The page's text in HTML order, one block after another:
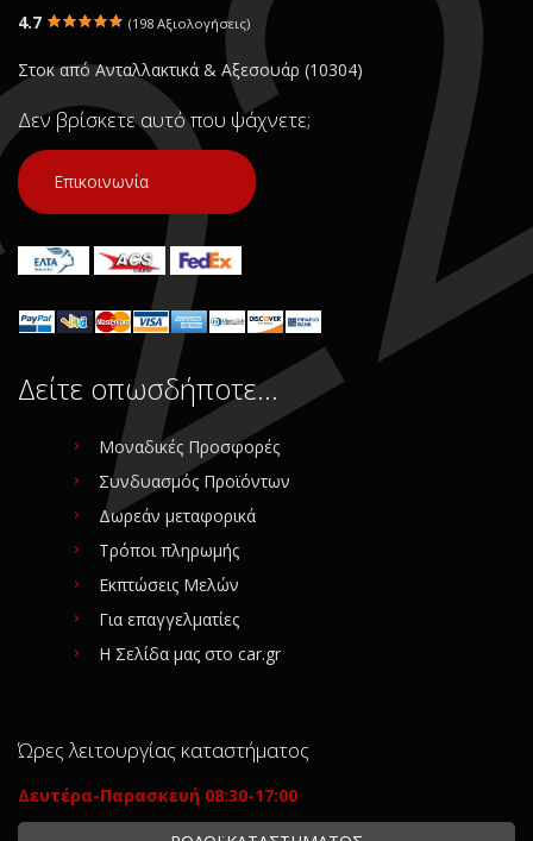
4.7 (198 Αξιολογήσεις)
Στοκ από Ανταλλακτικά & Αξεσουάρ (10304)
Δεν βρίσκετε αυτό που ψάχνετε;
Επικοινωνία
Δείτε οπωσδήποτε…
Μοναδικές Προσφορές
Συνδυασμός Προϊόντων
Δωρεάν μεταφορικά
Τρόποι πληρωμής
Εκπτώσεις Μελών
Για επαγγελματίες
Η Σελίδα μας στο car.gr
Ώρες λειτουργίας καταστήματος
Δευτέρα-Παρασκευή 08:30-17:00